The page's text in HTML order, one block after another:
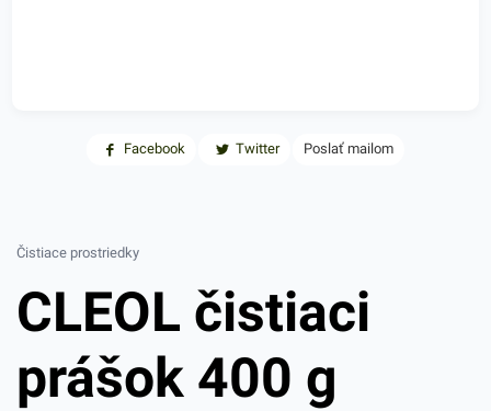
Facebook Twitter Poslať mailom
Čistiace prostriedky
CLEOL čistiaci
prášok 400 g